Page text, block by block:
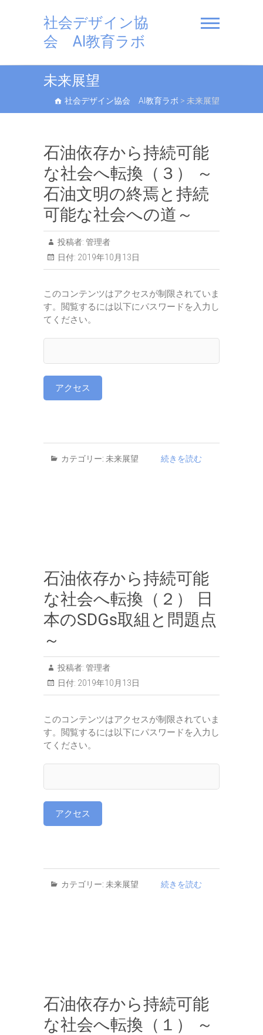
社会デザイン協
会 AI教育ラボ
未来展望
社会デザイン協会 AI教育ラボ > 未来展望
石油依存から持続可能
な社会へ転換（３） ～
石油文明の終焉と持続
可能な社会への道～
投稿者: 管理者
日付: 2019年10月13日
このコンテンツはアクセスが制限されていま
す。閲覧するには以下にパスワードを入力し
てください。
カテゴリー: 未来展望 続きを読む
石油依存から持続可能
な社会へ転換（２） 日
本のSDGs取組と問題点
～
投稿者: 管理者
日付: 2019年10月13日
このコンテンツはアクセスが制限されていま
す。閲覧するには以下にパスワードを入力し
てください。
カテゴリー: 未来展望 続きを読む
石油依存から持続可能
な社会へ転換（１） ～